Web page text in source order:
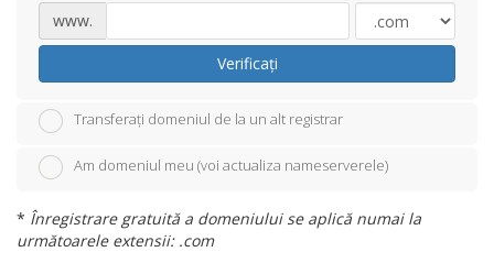
www.
Verificați
Transferați domeniul de la un alt registrar
Am domeniul meu (voi actualiza nameserverele)
* Înregistrare gratuită a domeniului se aplică numai la
următoarele extensii: .com